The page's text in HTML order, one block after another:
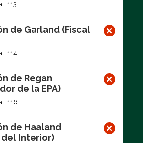
113
de Garland (Fiscal
114
de Regan
de la EPA)
116
de Haaland
Interior)